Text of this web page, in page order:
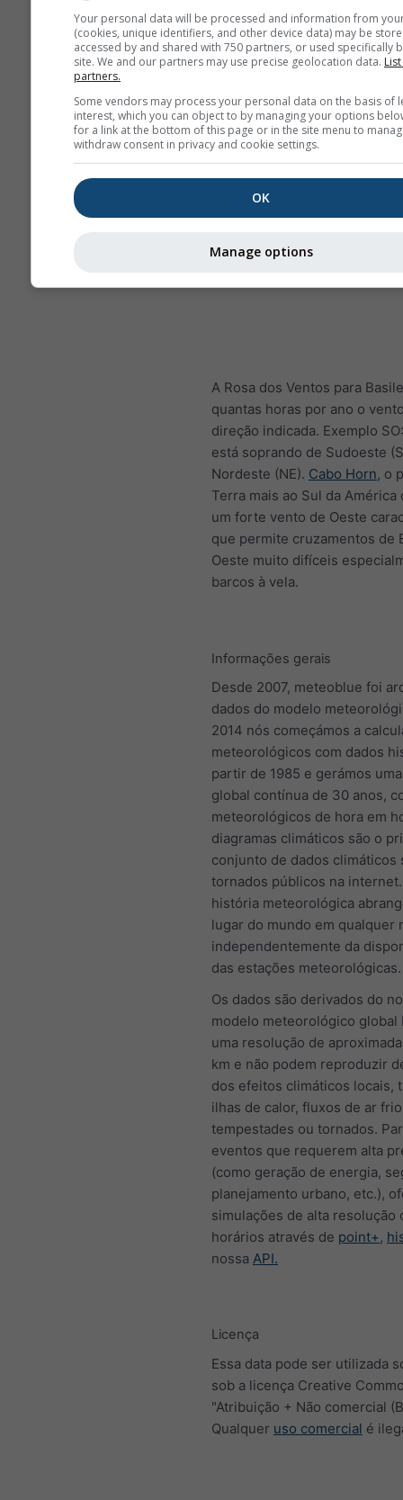
A Rosa dos Ventos para
quantas horas por ano o
direção indicada. Exemplo
está soprando de Sudoeste
Nordeste (NE). Cabo Horn, o
Terra mais ao Sul da América
um forte vento de Oeste
que permite cruzamentos de
Oeste muito difíceis
barcos à vela.
Informações gerais
Desde 2007, meteoblue foi
dados do modelo
2014 nós começámos a
meteorológicos com dados
partir de 1985 e gerámos
global contínua de 30 anos,
meteorológicos de hora em
diagramas climáticos são o
conjunto de dados climáticos
tornados públicos na
história meteorológica
lugar do mundo em qualquer
independentemente da
das estações meteorológicas.
Os dados são derivados do
modelo meteorológico global
uma resolução de
km e não podem reproduzir
dos efeitos climáticos locais,
ilhas de calor, fluxos de ar
tempestades ou tornados.
eventos que requerem alta
(como geração de energia,
planejamento urbano, etc.),
simulações de alta resolução
horários através de point+,
nossa API.
Licença
Essa data pode ser utilizada
sob a licença Creative
"Atribuição + Não comercial
Qualquer uso comercial é
Your personal data will be processed and information from
(cookies, unique identifiers, and other device data) may be
accessed by and shared with 750 partners, or used specifically
site. We and our partners may use precise geolocation data.
partners.
Some vendors may process your personal data on the basis of
interest, which you can object to by managing your options
for a link at the bottom of this page or in the site menu to
withdraw consent in privacy and cookie settings.
OK
Manage options